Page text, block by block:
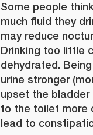
Some people
much fluid they
may reduce
Drinking too little
dehydrated.
urine stronger
upset the bladder
to the toilet more
lead to